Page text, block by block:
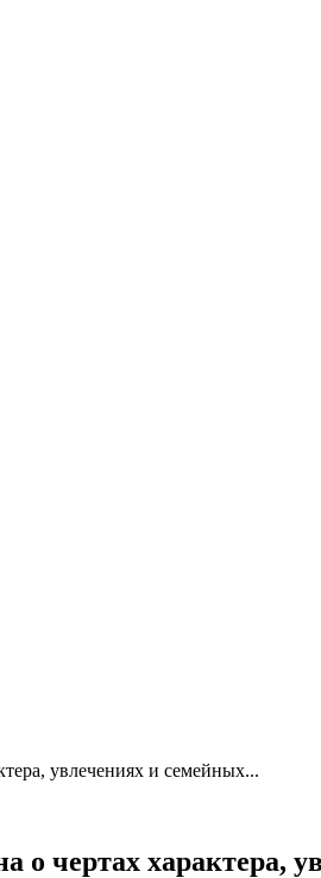
увлечениях и семейных...
чертах характера,